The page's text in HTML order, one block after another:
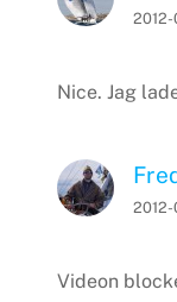
2012-
Nice. Jag
2012-
Videon